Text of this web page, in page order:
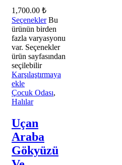
1,700.00 ₺
Seçenekler Bu
ürünün birden
fazla varyasyonu
var. Seçenekler
ürün sayfasından
seçilebilir
Karşılaştırmaya
ekle
Çocuk Odası,
Halılar
Uçan
Araba
Gökyüzü